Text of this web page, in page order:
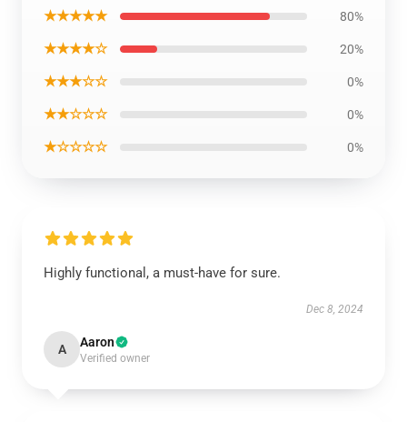
★★★★★ 80%
★★★★☆ 20%
★★★☆☆ 0%
★★☆☆☆ 0%
★☆☆☆☆ 0%
Highly functional, a must-have for sure.
Dec 8, 2024
A Aaron
Verified owner